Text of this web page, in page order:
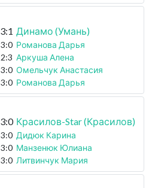
3:1 Динамо (Умань)
3:0 Романова Дарья
2:3 Аркуша Алена
3:0 Омельчук Анастасия
3:0 Романова Дарья
3:0 Красилов-Star (Красилов)
3:0 Дидюк Карина
3:0 Манзенюк Юлиана
3:0 Литвинчук Мария